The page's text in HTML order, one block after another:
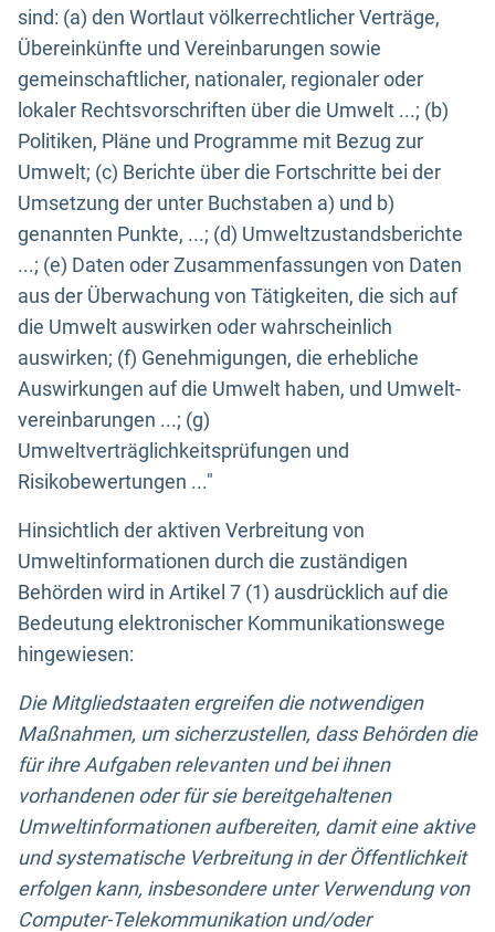
sind: (a) den Wortlaut völkerrechtlicher Verträge,
Übereinkünfte und Vereinbarungen sowie
gemeinschaftlicher, nationaler, regionaler oder
lokaler Rechtsvorschriften über die Umwelt ...; (b)
Politiken, Pläne und Programme mit Bezug zur
Umwelt; (c) Berichte über die Fortschritte bei der
Umsetzung der unter Buchstaben a) und b)
genannten Punkte, ...; (d) Umweltzustandsberichte
...; (e) Daten oder Zusammenfassungen von Daten
aus der Überwachung von Tätigkeiten, die sich auf
die Umwelt auswirken oder wahrscheinlich
auswirken; (f) Genehmigungen, die erhebliche
Auswirkungen auf die Umwelt haben, und Umwelt-
vereinbarungen ...; (g)
Umweltverträglichkeitsprüfungen und
Risikobewertungen ..."
Hinsichtlich der aktiven Verbreitung von
Umweltinformationen durch die zuständigen
Behörden wird in Artikel 7 (1) ausdrücklich auf die
Bedeutung elektronischer Kommunikationswege
hingewiesen:
Die Mitgliedstaaten ergreifen die notwendigen
Maßnahmen, um sicherzustellen, dass Behörden die
für ihre Aufgaben relevanten und bei ihnen
vorhandenen oder für sie bereitgehaltenen
Umweltinformationen aufbereiten, damit eine aktive
und systematische Verbreitung in der Öffentlichkeit
erfolgen kann, insbesondere unter Verwendung von
Computer-Telekommunikation und/oder